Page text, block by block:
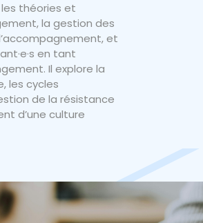
théories et
la gestion des
et
en tant
Il explore la
les cycles
de la résistance
d’une culture